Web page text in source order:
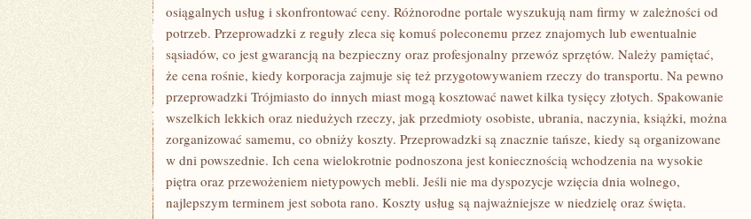
ICH
WYPAKOWANIE
osiągalnych usług i skonfrontować ceny. Różnorodne portale wyszukują nam firmy w zależności od
potrzeb. Przeprowadzki z reguły zleca się komuś poleconemu przez znajomych lub ewentualnie
sąsiadów, co jest gwarancją na bezpieczny oraz profesjonalny przewóz sprzętów. Należy pamiętać,
że cena rośnie, kiedy korporacja zajmuje się też przygotowywaniem rzeczy do transportu. Na pewno
przeprowadzki Trójmiasto do innych miast mogą kosztować nawet kilka tysięcy złotych. Spakowanie
wszelkich lekkich oraz niedużych rzeczy, jak przedmioty osobiste, ubrania, naczynia, książki, można
zorganizować samemu, co obniży koszty. Przeprowadzki są znacznie tańsze, kiedy są organizowane
w dni powszednie. Ich cena wielokrotnie podnoszona jest koniecznością wchodzenia na wysokie
piętra oraz przewożeniem nietypowych mebli. Jeśli nie ma dyspozycje wzięcia dnia wolnego,
najlepszym terminem jest sobota rano. Koszty usług są najważniejsze w niedzielę oraz święta.